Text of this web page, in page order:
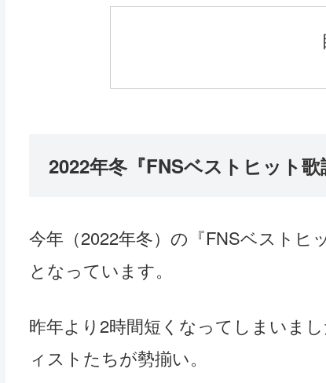
2022年冬『FNSベストヒット歌
今年（2022年冬）の『FNSベストヒ
となっています。
昨年より2時間短くなってしまいま
ィストたちが勢揃い。